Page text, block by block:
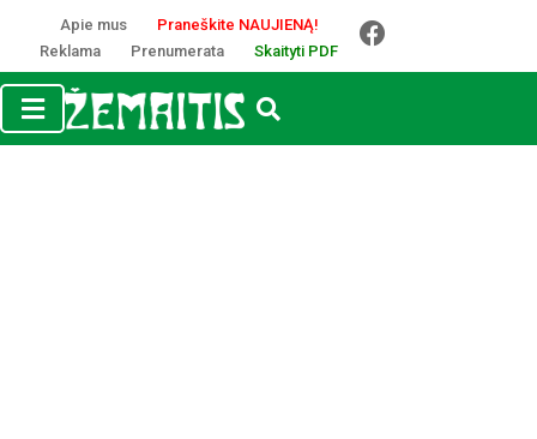
Apie mus
Praneškite NAUJIENĄ!
Reklama
Prenumerata Skaityti PDF